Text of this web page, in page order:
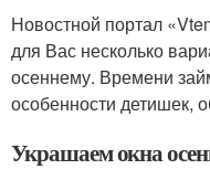
Новостной портал
для Вас несколько
осеннему. Времени
особенности детишек,
Украшаем окна